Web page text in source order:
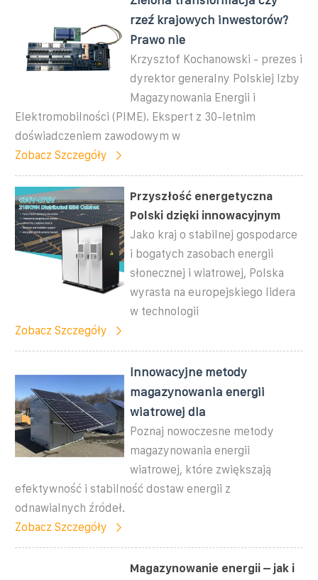
rzeź krajowych inwestorów?
Prawo nie
Krzysztof Kochanowski - prezes i
dyrektor generalny Polskiej Izby
Magazynowania Energii i
Elektromobilności (PIME). Ekspert z 30-letnim
doświadczeniem zawodowym w
Zobacz Szczegóły
Przyszłość energetyczna
Polski dzięki innowacyjnym
Jako kraj o stabilnej gospodarce
i bogatych zasobach energii
słonecznej i wiatrowej, Polska
wyrasta na europejskiego lidera
w technologii
Zobacz Szczegóły
Innowacyjne metody
magazynowania energii
wiatrowej dla
Poznaj nowoczesne metody
magazynowania energii
wiatrowej, które zwiększają
efektywność i stabilność dostaw energii z
odnawialnych źródeł.
Zobacz Szczegóły
Magazynowanie energii – jak i